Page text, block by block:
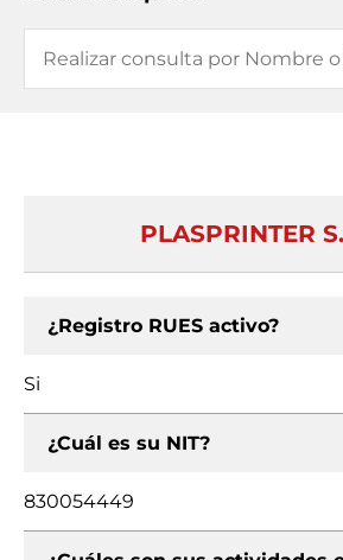
PLASPRINTER
¿Registro RUES activo?
Si
¿Cuál es su NIT?
830054449